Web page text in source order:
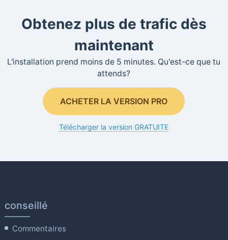
Obtenez plus de trafic dès
maintenant
L'installation prend moins de 5 minutes. Qu'est-ce que tu
attends?
ACHETER LA VERSION PRO
Télécharger la version GRATUITE
conseillé
Commentaires